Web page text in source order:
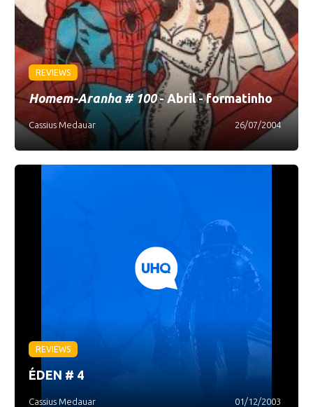
REVIEWS
Homem-Aranha # 100- Abril - formatinho
Cassius Medauar 26/07/2004
REVIEWS
ÉDEN # 4
Cassius Medauar 01/12/2003